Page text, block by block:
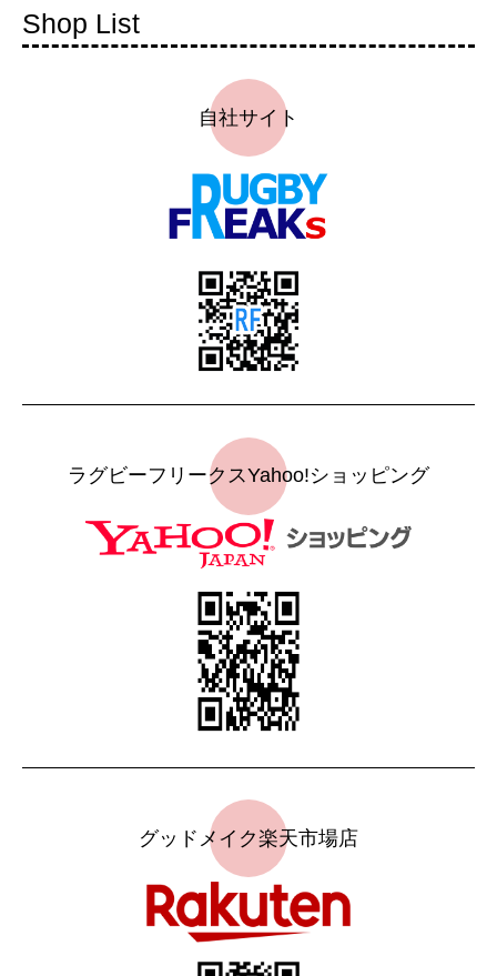
Shop List
自社サイト
ラグビーフリークスYahoo!ショッピング
グッドメイク楽天市場店